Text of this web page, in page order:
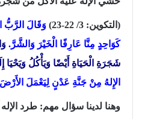
(التكوين: 3/ 22-23)
وَقَالَ الرَّبُّ
كَوَاحِدٍ مِنَّا عَارِفًا الْخَيْرَ وَالشَّرَّ.
شَجَرَةِ الْحَيَاةِ أَيْضًا وَيَأْكُلُ وَيَحْيَا
الإِلهُ مِنْ جَنَّةِ عَدْنٍ لِيَعْمَلَ الأَرْضَ
وهنا لدينا سؤال مهم: طرد